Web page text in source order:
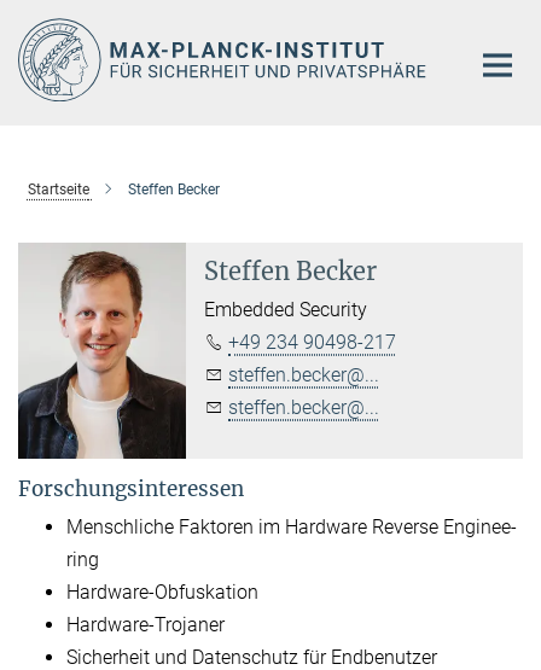
Hauptinhalt
Startseite Steffen Becker
Steffen Becker
Embedded Security
+49 234 90498-217
steffen.becker@...
steffen.becker@...
Forschungsinteressen
Menschliche Faktoren im Hard­ware Re­ver­se En­gi­nee­
ring
Hard­ware-Ob­fu­s­ka­ti­on
Hard­ware-Tro­janer
Sicherheit und Datenschutz für Endbenutzer